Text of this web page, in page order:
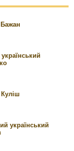
український